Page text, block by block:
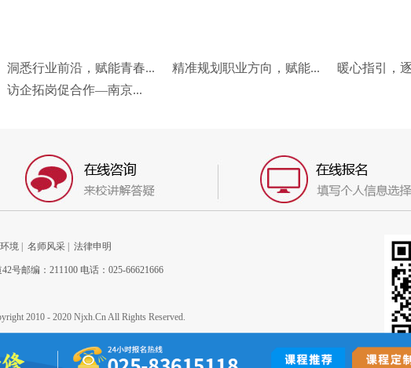
洞悉行业前沿，赋能青春... 精准规划职业方向，赋能...
暖心指引，
访企拓岗促合作—南京...
境 名师风采 法律申明
号邮编：211100 电话：025-66621666
2010 - 2020 Njxh.Cn All Rights Reserved.